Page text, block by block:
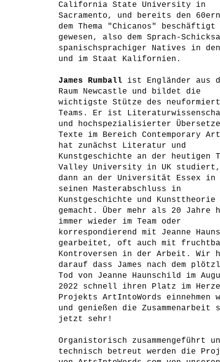
California State University in
Sacramento, und bereits den
dem Thema "Chicanos" beschäftigt
gewesen, also dem Sprach-
spanischsprachiger Natives in den
und im Staat Kalifornien.
James Rumball ist Engländer aus
Raum Newcastle und bildet die
wichtigste Stütze des
Teams. Er ist
und hochspezialisierter
Texte im Bereich Contemporary
hat zunächst Literatur und
Kunstgeschichte an der heutigen
Valley University in UK studiert,
dann an der Universität Essex in
seinen Masterabschluss in
Kunstgeschichte und Kunsttheorie
gemacht. Über mehr als 20 Jahre
immer wieder im Team oder
korrespondierend mit Jeanne
gearbeitet, oft auch mit
Kontroversen in der Arbeit. Wir
darauf dass James nach dem
Tod von Jeanne Haunschild im
2022 schnell ihren Platz im
Projekts ArtIntoWords einnehmen
und genießen die Zusammenarbeit
jetzt sehr!
Organistorisch zusammengeführt
technisch betreut werden die